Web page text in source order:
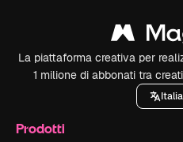
La piattaforma creativa per
1 milione di abbonati tra
Prodotti